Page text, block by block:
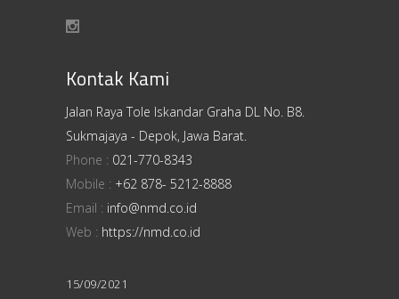
Kontak Kami
Jalan Raya Tole Iskandar Graha DL No. B8.
Sukmajaya - Depok, Jawa Barat.
Phone : 021-770-8343
Mobile : +62 878- 5212-8888
Email : info@nmd.co.id
Web : https://nmd.co.id
15/09/2021